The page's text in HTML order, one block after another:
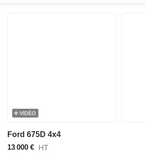
VIDÉO
Ford 675D 4x4
13 000 € HT